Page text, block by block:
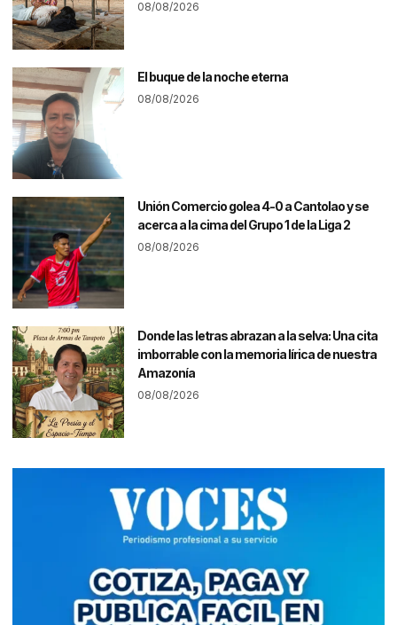
08/08/2026
El buque de la noche eterna
08/08/2026
Unión Comercio golea 4-0 a Cantolao y se
acerca a la cima del Grupo 1 de la Liga 2
08/08/2026
Donde las letras abrazan a la selva: Una cita
imborrable con la memoria lírica de nuestra
Amazonía
08/08/2026